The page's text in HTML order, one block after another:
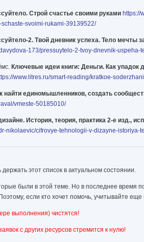
Строй счастье своими руками https://
svoimi-rukami-39139522/
2. Твой дневник успеха. Тело мечты
173/pressuytelo-2-tvoy-dnevnik-uspeha-
Ключевые идеи книги: Деньги. Как упадок
www.litres.ru/smart-reading/kratkoe-
найти единомышленников, создать
vmeste-50185010/
История, теория, практика 2-е изд.,
nikolaevic/cifrovye-tehnologii-v-dizayne-istoriya-
этот список в актуальном состоянии.
были в этой теме. Но в последнее время
если кто хочет помочь, учитывайте
выполнения) чистятся!
с других ресурсов стремится к нулю!